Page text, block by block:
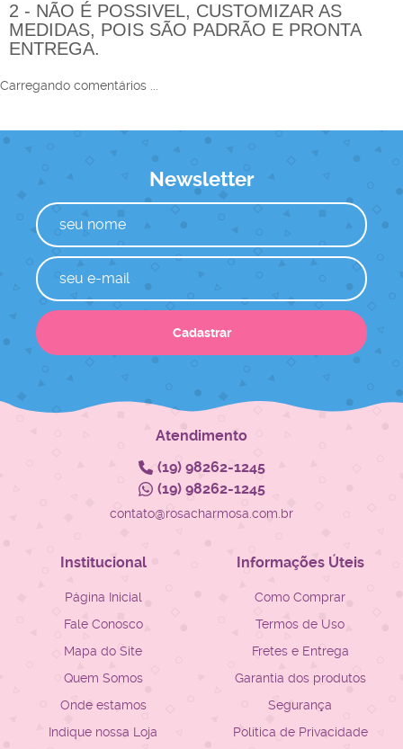
2 - NÃO É POSSIVEL, CUSTOMIZAR AS
MEDIDAS, POIS SÃO PADRÃO E PRONTA
ENTREGA.
Carregando comentários ...
Newsletter
Cadastrar
Atendimento
(19)98262-1245
(19)98262-1245
contato@rosacharmosa.com.br
Institucional
Página Inicial
Fale Conosco
Mapa do Site
Quem Somos
Onde estamos
Indique nossa Loja
Informações Úteis
Como Comprar
Termos de Uso
Fretes e Entrega
Garantia dos produtos
Segurança
Política de Privacidade